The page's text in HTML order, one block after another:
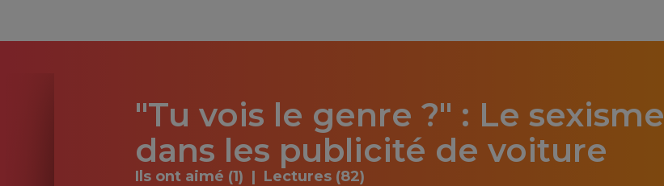
"Tu vois le genre ?" : Le sexisme
dans les publicité de voiture
Ils ont aimé (1) Lectures (82)